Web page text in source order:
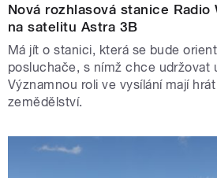
Nová rozhlasová stanice Radio
na satelitu Astra 3B
Má jít o stanici, která se bude
posluchače, s nímž chce udržovat
Významnou roli ve vysílání mají
zemědělství.